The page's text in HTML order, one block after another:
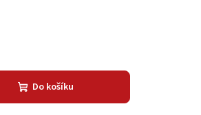
Do košíku